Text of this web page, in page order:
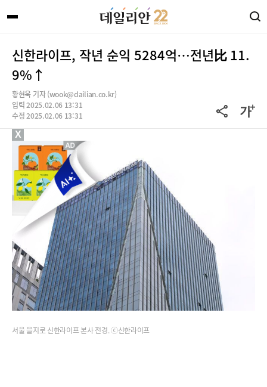
신한라이프, 작년 순익 5284억…전년比 11.
9%↑
황현욱 기자 (wook@dailian.co.kr)
입력 2025.02.06 13:31
수정 2025.02.06 13:31
서울 을지로 신한라이프 본사 전경. ⓒ신한라이프
X